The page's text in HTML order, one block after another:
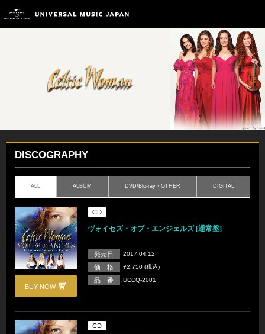
DISCOGRAPHY
ALL ALBUM DVD/Blu-ray・OTHER DIGITAL
BUY NOW
CD
ヴォイセズ・オブ・エンジェルズ [通常盤]
発売日 2017.04.12
価 格 ¥2,750 (税込)
品 番 UCCQ-2001
CD